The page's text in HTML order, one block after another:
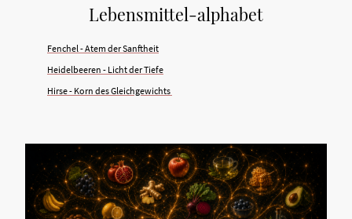
Lebensmittel-alphabet
Fenchel - Atem der Sanftheit
Heidelbeeren - Licht der Tiefe
Hirse - Korn des Gleichgewichts